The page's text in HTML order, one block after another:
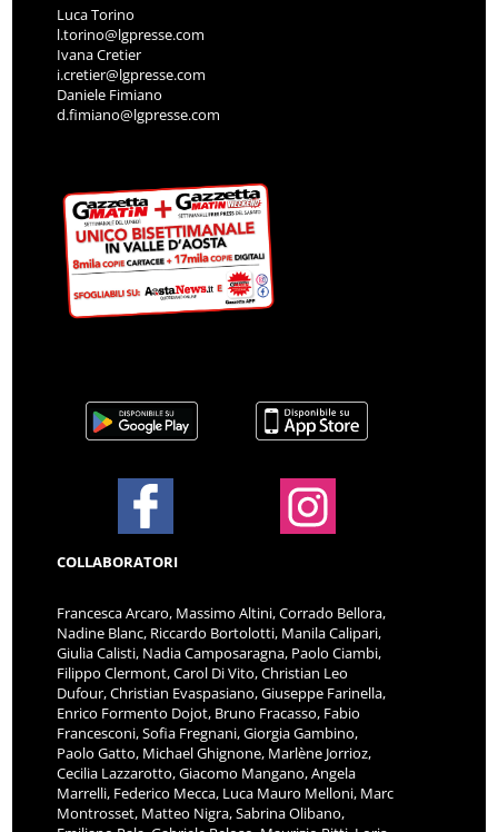
Luca Torino
l.torino@lgpresse.com
Ivana Cretier
i.cretier@lgpresse.com
Daniele Fimiano
d.fimiano@lgpresse.com
COLLABORATORI
Francesca Arcaro, Massimo Altini, Corrado Bellora,
Nadine Blanc, Riccardo Bortolotti, Manila Calipari,
Giulia Calisti, Nadia Camposaragna, Paolo Ciambi,
Filippo Clermont, Carol Di Vito, Christian Leo
Dufour, Christian Evaspasiano, Giuseppe Farinella,
Enrico Formento Dojot, Bruno Fracasso, Fabio
Francesconi, Sofia Fregnani, Giorgia Gambino,
Paolo Gatto, Michael Ghignone, Marlène Jorrioz,
Cecilia Lazzarotto, Giacomo Mangano, Angela
Marrelli, Federico Mecca, Luca Mauro Melloni, Marc
Montrosset, Matteo Nigra, Sabrina Olibano,